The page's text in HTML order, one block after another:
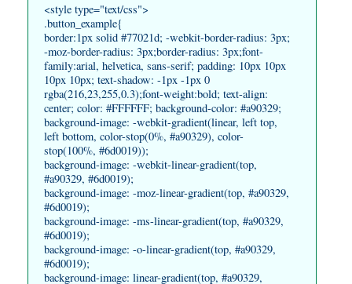
<style type="text/css">
.button_example{
border:1px solid #77021d; -webkit-border-radius: 3px;
-moz-border-radius: 3px;border-radius: 3px;font-
family:arial, helvetica, sans-serif; padding: 10px 10px
10px 10px; text-shadow: -1px -1px 0
rgba(216,23,255,0.3);font-weight:bold; text-align:
center; color: #FFFFFF; background-color: #a90329;
background-image: -webkit-gradient(linear, left top,
left bottom, color-stop(0%, #a90329), color-
stop(100%, #6d0019));
background-image: -webkit-linear-gradient(top,
#a90329, #6d0019);
background-image: -moz-linear-gradient(top, #a90329,
#6d0019);
background-image: -ms-linear-gradient(top, #a90329,
#6d0019);
background-image: -o-linear-gradient(top, #a90329,
#6d0019);
background-image: linear-gradient(top, #a90329,